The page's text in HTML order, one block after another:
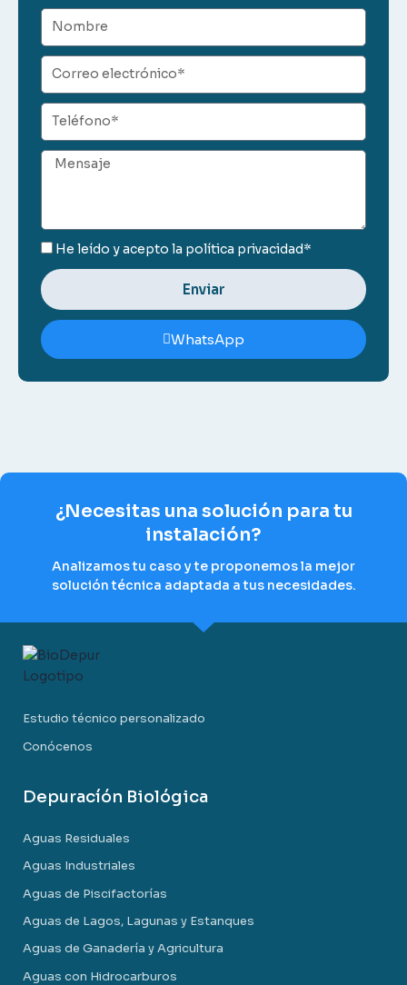
Nombre
Correo
Teléfono
Mensaje
He leído y acepto la política privacidad*
Enviar
WhatsApp
¿Necesitas una solución para tu
instalación?
Analizamos tu caso y te proponemos la mejor
solución técnica adaptada a tus necesidades.
Estudio técnico personalizado
Conócenos
Depuracíón Biológica
Aguas Residuales
Aguas Industriales
Aguas de Piscifactorías
Aguas de Lagos, Lagunas y Estanques
Aguas de Ganadería y Agricultura
Aguas con Hidrocarburos